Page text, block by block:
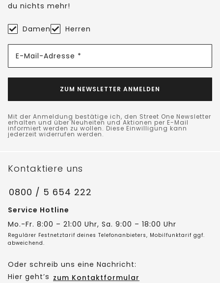
du nichts mehr!
Damen Herren
E-Mail-Adresse *
ZUM NEWSLETTER ANMELDEN
Mit der Anmeldung bestätige ich, den Street One Newsletter
erhalten und über Neuheiten und Aktionen per E-Mail
informiert werden zu wollen. Diese Einwilligung kann
jederzeit widerrufen werden.
Kontaktiere uns
0800 / 5 654 222
Service Hotline
Mo.-Fr. 8:00 – 21:00 Uhr, Sa. 9:00 – 18:00 Uhr
Regulärer Festnetztarif deines Telefonanbieters, Mobilfunktarif ggf.
abweichend.
Oder schreib uns eine Nachricht:
Hier geht’s zum Kontaktformular